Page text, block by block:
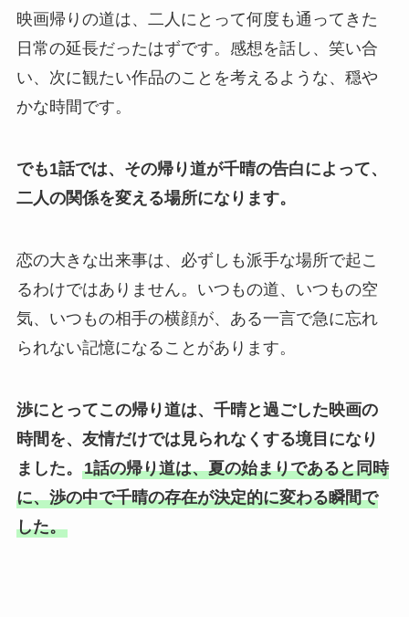
映画帰りの道は、二人にとって何度も通ってきた
日常の延長だったはずです。感想を話し、笑い合
い、次に観たい作品のことを考えるような、穏や
かな時間です。
でも1話では、その帰り道が千晴の告白によって、
二人の関係を変える場所になります。
恋の大きな出来事は、必ずしも派手な場所で起こ
るわけではありません。いつもの道、いつもの空
気、いつもの相手の横顔が、ある一言で急に忘れ
られない記憶になることがあります。
渉にとってこの帰り道は、千晴と過ごした映画の
時間を、友情だけでは見られなくする境目になり
ました。 1話の帰り道は、夏の始まりであると同時
に、渉の中で千晴の存在が決定的に変わる瞬間で
した。